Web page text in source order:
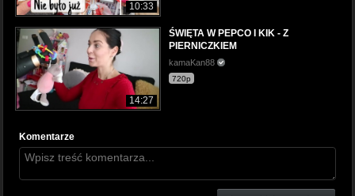
10:33
14:27
ŚWIĘTA W PEPCO I KIK - Z
PIERNICZKIEM
kamaKan88
720p
Komentarze